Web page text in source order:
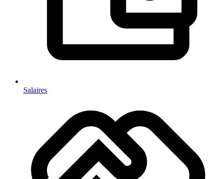
Salaires